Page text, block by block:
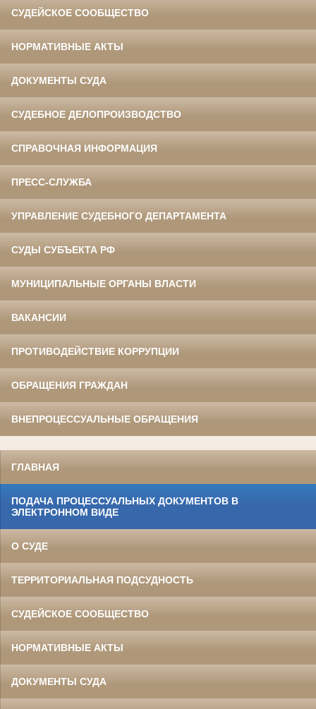
СУДЕЙСКОЕ СООБЩЕСТВО
НОРМАТИВНЫЕ АКТЫ
ДОКУМЕНТЫ СУДА
СУДЕБНОЕ ДЕЛОПРОИЗВОДСТВО
СПРАВОЧНАЯ ИНФОРМАЦИЯ
ПРЕСС-СЛУЖБА
УПРАВЛЕНИЕ СУДЕБНОГО ДЕПАРТАМЕНТА
СУДЫ СУБЪЕКТА РФ
МУНИЦИПАЛЬНЫЕ ОРГАНЫ ВЛАСТИ
ВАКАНСИИ
ПРОТИВОДЕЙСТВИЕ КОРРУПЦИИ
ОБРАЩЕНИЯ ГРАЖДАН
ВНЕПРОЦЕССУАЛЬНЫЕ ОБРАЩЕНИЯ
ГЛАВНАЯ
ПОДАЧА ПРОЦЕССУАЛЬНЫХ ДОКУМЕНТОВ В
ЭЛЕКТРОННОМ ВИДЕ
О СУДЕ
ТЕРРИТОРИАЛЬНАЯ ПОДСУДНОСТЬ
СУДЕЙСКОЕ СООБЩЕСТВО
НОРМАТИВНЫЕ АКТЫ
ДОКУМЕНТЫ СУДА